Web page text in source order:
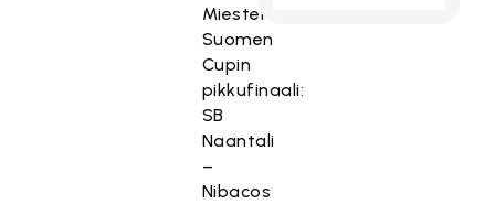
Miesten
Suomen
Cupin
pikkufinaali:
SB
Naantali
–
Nibacos